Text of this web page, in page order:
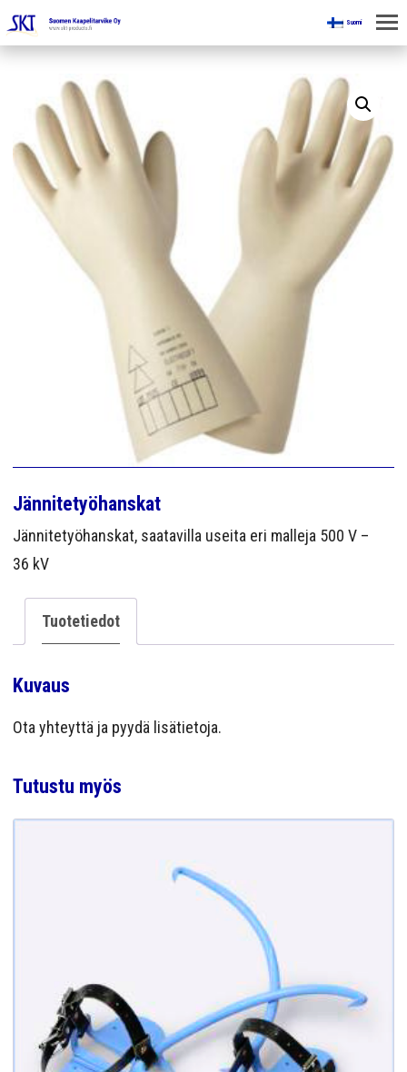
Suomi
KAIVOKSILLE
TUOTTEET
KAAPELINKÄSITTELYLAITTEET
JÄNNITETYÖLINJAVARUSTEET
KAIVOSTEOLLISUUDEN LAITTEET
Jännitetyöhanskat
Jännitetyöhanskat, saatavilla useita eri malleja 500 V –
36 kV
Tuotetiedot
Kuvaus
Ota yhteyttä ja pyydä lisätietoja.
Tutustu myös